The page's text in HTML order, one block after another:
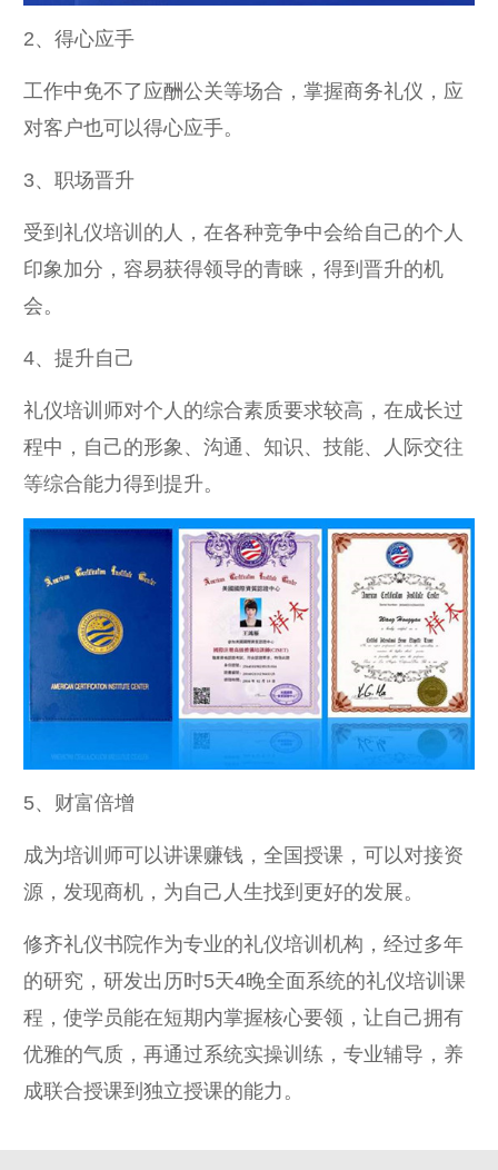
2、得心应手
工作中免不了应酬公关等场合，掌握商务礼仪，应
对客户也可以得心应手。
3、职场晋升
受到礼仪培训的人，在各种竞争中会给自己的个人
印象加分，容易获得领导的青睐，得到晋升的机
会。
4、提升自己
礼仪培训师对个人的综合素质要求较高，在成长过
程中，自己的形象、沟通、知识、技能、人际交往
等综合能力得到提升。
5、财富倍增
成为培训师可以讲课赚钱，全国授课，可以对接资
源，发现商机，为自己人生找到更好的发展。
修齐礼仪书院作为专业的礼仪培训机构，经过多年
的研究，研发出历时5天4晚全面系统的礼仪培训课
程，使学员能在短期内掌握核心要领，让自己拥有
优雅的气质，再通过系统实操训练，专业辅导，养
成联合授课到独立授课的能力。